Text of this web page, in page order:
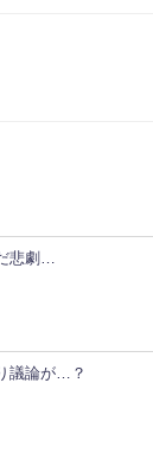
悲劇…
議論が…？